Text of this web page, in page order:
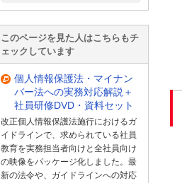
このページを見た人はこちらもチ
ェックしています
個人情報保護法・マイナン
バー法への実務対応解説＋
社員研修DVD・資料セット
改正個人情報保護法施行におけるガ
イドラインで、求められている社員
教育を実務担当者向けと全社員向け
の映像をパッケージ化しました。最
新の法令や、ガイドラインへの対応